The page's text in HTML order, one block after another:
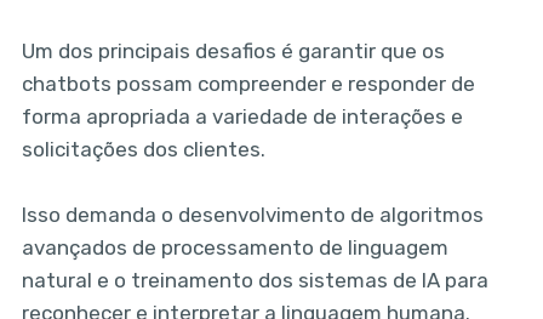
Um dos principais desafios é garantir que os
chatbots possam compreender e responder de
forma apropriada a variedade de interações e
solicitações dos clientes.
Isso demanda o desenvolvimento de algoritmos
avançados de processamento de linguagem
natural e o treinamento dos sistemas de IA para
reconhecer e interpretar a linguagem humana.